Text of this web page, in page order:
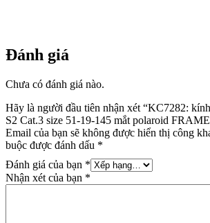
Đánh giá
Chưa có đánh giá nào.
Hãy là người đầu tiên nhận xét “KC7282:
S2 Cat.3 size 51-19-145 mắt polaroid
Email của bạn sẽ không được hiển thị công
buộc được đánh dấu *
Đánh giá của bạn *
Nhận xét của bạn *